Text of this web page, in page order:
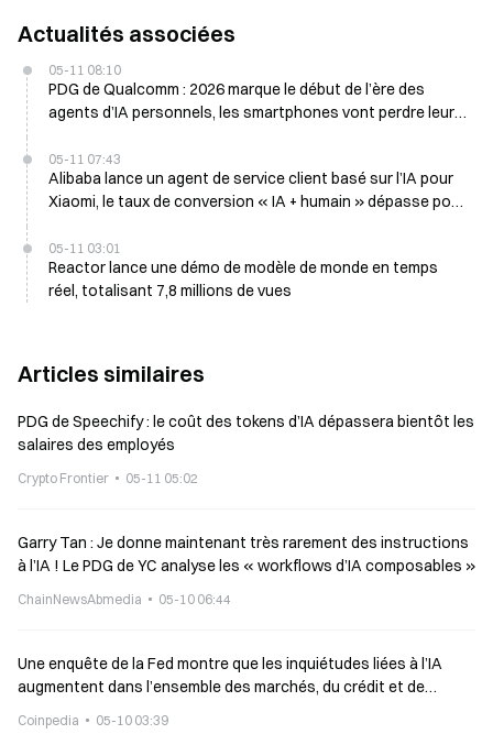
Actualités associées
05-11 08:10
PDG de Qualcomm : 2026 marque le début de l’ère des
agents d’IA personnels, les smartphones vont perdre leur
05-11 07:43
Alibaba lance un agent de service client basé sur l’IA pour
Xiaomi, le taux de conversion « IA + humain » dépasse pour
05-11 03:01
Reactor lance une démo de modèle de monde en temps
réel, totalisant 7,8 millions de vues
Articles similaires
PDG de Speechify : le coût des tokens d’IA dépassera bientôt les
salaires des employés
Crypto Frontier 05-11 05:02
Garry Tan : Je donne maintenant très rarement des instructions
à l’IA ! Le PDG de YC analyse les « workflows d’IA composables »
ChainNewsAbmedia 05-10 06:44
Une enquête de la Fed montre que les inquiétudes liées à l’IA
augmentent dans l’ensemble des marchés, du crédit et de
Coinpedia 05-10 03:39